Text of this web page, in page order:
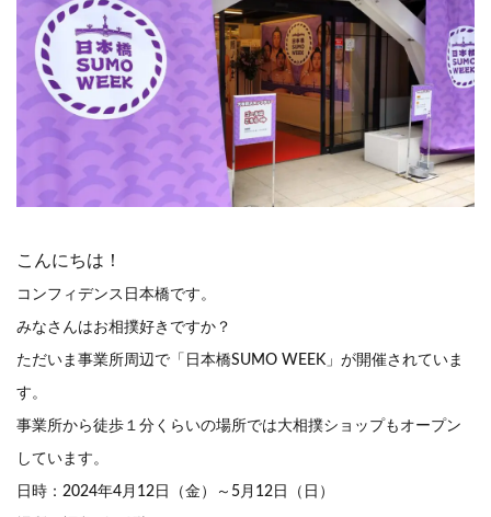
こんにちは！
コンフィデンス日本橋です。
みなさんはお相撲好きですか？
ただいま事業所周辺で「日本橋SUMO WEEK」が開催されていま
す。
事業所から徒歩１分くらいの場所では大相撲ショップもオープン
しています。
日時：2024年4月12日（金）～5月12日（日）